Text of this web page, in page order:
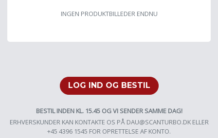
INGEN PRODUKTBILLEDER ENDNU
LOG IND OG BESTIL
BESTIL INDEN KL. 15.45 OG VI SENDER SAMME DAG!
ERHVERSKUNDER KAN KONTAKTE OS PÅ DAU@SCANTURBO.DKELLER
+45 4396 1545 FOR OPRETTELSE AF KONTO.